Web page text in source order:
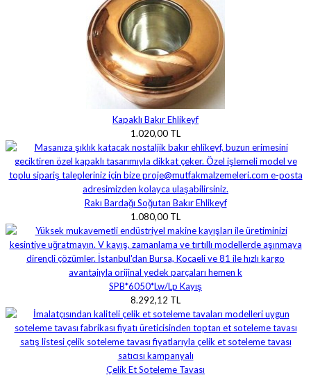
Kapaklı Bakır Ehlikeyf
1.020,00 TL
Rakı Bardağı Soğutan Bakır Ehlikeyf
1.080,00 TL
SPB*6050*Lw/Lp Kayış
8.292,12 TL
Çelik Et Soteleme Tavası